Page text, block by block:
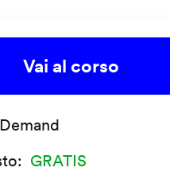
Vai al corso
GRATIS